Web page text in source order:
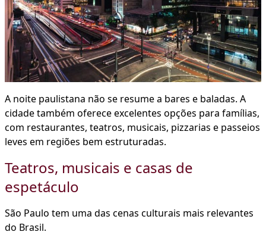
A noite paulistana não se resume a bares e baladas. A
cidade também oferece excelentes opções para famílias,
com restaurantes, teatros, musicais, pizzarias e passeios
leves em regiões bem estruturadas.
Teatros, musicais e casas de
espetáculo
São Paulo tem uma das cenas culturais mais relevantes
do Brasil.